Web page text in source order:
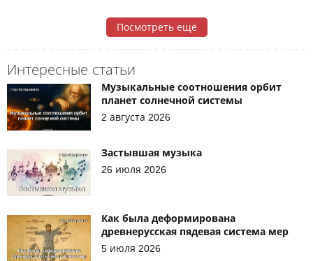
Посмотреть ещё
Интересные статьи
Музыкальные соотношения орбит
планет солнечной системы
2 августа 2026
Застывшая музыка
26 июля 2026
Как была деформирована
древнерусская пядевая система мер
5 июля 2026